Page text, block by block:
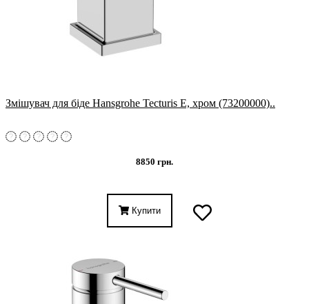
Змішувач для біде Hansgrohe Tecturis E, хром (73200000)..
8850 грн.
Купити